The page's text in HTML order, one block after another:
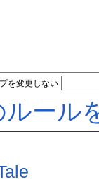
を変更しない
ール